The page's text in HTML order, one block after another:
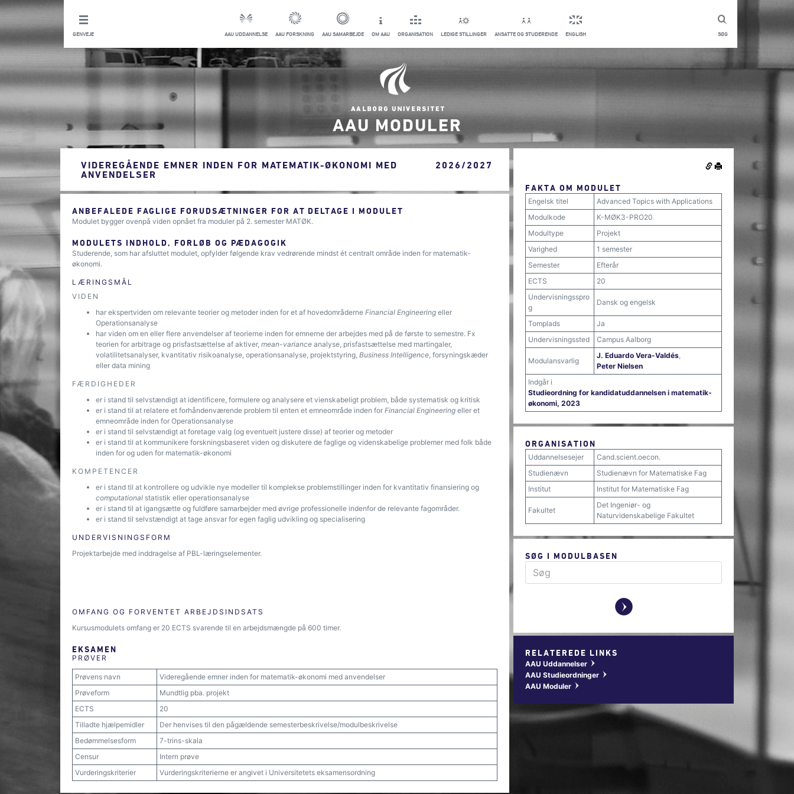
SØG
GENVEJE AAU UDDANNELSE AAU FORSKNING AAU SAMARBEJDE OM AAU ORGANISATION LEDIGE STILLINGER ANSATTE OG STUDERENDE ENGLISH
AAU MODULER
VIDEREGÅENDE EMNER INDEN FOR MATEMATIK-ØKONOMI MED
ANVENDELSER
2026/2027
ANBEFALEDE FAGLIGE FORUDSÆTNINGER FOR AT DELTAGE I MODULET
Modulet bygger ovenpå viden opnået fra moduler på 2. semester MATØK.
MODULETS INDHOLD, FORLØB OG PÆDAGOGIK
Studerende, som har afsluttet modulet, opfylder følgende krav vedrørende mindst ét centralt område inden for matematik-
økonomi.
LÆRINGSMÅL
VIDEN
har ekspertviden om relevante teorier og metoder inden for et af hovedområderne Financial Engineering eller
Operationsanalyse
har viden om en eller flere anvendelser af teorierne inden for emnerne der arbejdes med på de første to semestre. Fx
teorien for arbitrage og prisfastsættelse af aktiver, mean-variance analyse, prisfastsættelse med martingaler,
volatilitetsanalyser, kvantitativ risikoanalyse, operationsanalyse, projektstyring, Business Intelligence, forsyningskæder
eller data mining
FÆRDIGHEDER
er i stand til selvstændigt at identificere, formulere og analysere et vienskabeligt problem, både systematisk og kritisk
er i stand til at relatere et forhåndenværende problem til enten et emneområde inden for Financial Engineering eller et
emneområde inden for Operationsanalyse
er i stand til selvstændigt at foretage valg (og eventuelt justere disse) af teorier og metoder
er i stand til at kommunikere forskningsbaseret viden og diskutere de faglige og videnskabelige problemer med folk både
inden for og uden for matematik-økonomi
KOMPETENCER
er i stand til at kontrollere og udvikle nye modeller til komplekse problemstillinger inden for kvantitativ finansiering og
computational statistik eller operationsanalyse
er i stand til at igangsætte og fuldføre samarbejder med øvrige professionelle indenfor de relevante fagområder.
er i stand til selvstændigt at tage ansvar for egen faglig udvikling og specialisering
UNDERVISNINGSFORM
Projektarbejde med inddragelse af PBL-læringselementer.
OMFANG OG FORVENTET ARBEJDSINDSATS
Kursusmodulets omfang er 20 ECTS svarende til en arbejdsmængde på 600 timer.
EKSAMEN
PRØVER
Prøvens navn
Videregående emner inden for matematik-økonomi med anvendelser
Prøveform
Mundtlig pba. projekt
ECTS
20
Tilladte hjælpemidler
Der henvises til den pågældende semesterbeskrivelse/modulbeskrivelse
Bedømmelsesform
7-trins-skala
Censur
Intern prøve
Vurderingskriterier
Vurderingskriterierne er angivet i Universitetets eksamensordning
FAKTA OM MODULET
Engelsk titel
Advanced Topics with Applications
Modulkode
K-MØK3-PRO20
Modultype
Projekt
Varighed
1 semester
Semester
Efterår
ECTS
20
Undervisningsspro
g
Dansk og engelsk
Tomplads
Ja
Undervisningssted
Campus Aalborg
Modulansvarlig
J. Eduardo Vera-Valdés,
Peter Nielsen
Indgår i
Studieordning for kandidatuddannelsen i matematik-
økonomi, 2023
ORGANISATION
Uddannelsesejer
Cand.scient.oecon.
Studienævn
Studienævn for Matematiske Fag
Institut
Institut for Matematiske Fag
Fakultet
Det Ingeniør- og
Naturvidenskabelige Fakultet
SØG I MODULBASEN
y
RELATEREDE LINKS
AAU Uddannelser w
AAU Studieordninger w
AAU Moduler w